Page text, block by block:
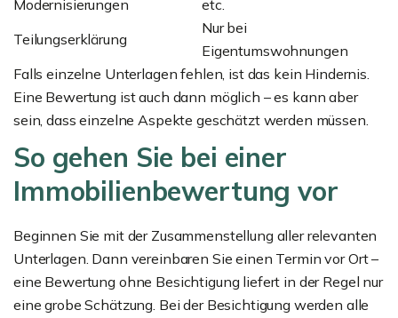
Modernisierungen
etc.
Teilungserklärung
Nur bei
Eigentumswohnungen
Falls einzelne Unterlagen fehlen, ist das kein Hindernis.
Eine Bewertung ist auch dann möglich – es kann aber
sein, dass einzelne Aspekte geschätzt werden müssen.
So gehen Sie bei einer
Immobilienbewertung vor
Beginnen Sie mit der Zusammenstellung aller relevanten
Unterlagen. Dann vereinbaren Sie einen Termin vor Ort –
eine Bewertung ohne Besichtigung liefert in der Regel nur
eine grobe Schätzung. Bei der Besichtigung werden alle